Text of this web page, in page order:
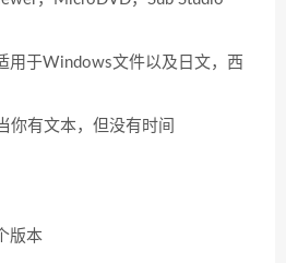
用于Windows文件以及日文，西
你有文本，但没有时间
版本